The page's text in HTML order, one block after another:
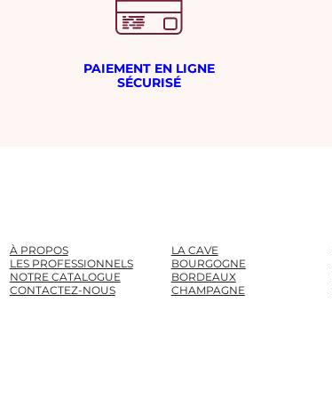
PAIEMENT EN LIGNE
SÉCURISÉ
À PROPOS
LES PROFESSIONNELS
NOTRE CATALOGUE
CONTACTEZ-NOUS
LA CAVE
BOURGOGNE
BORDEAUX
CHAMPAGNE